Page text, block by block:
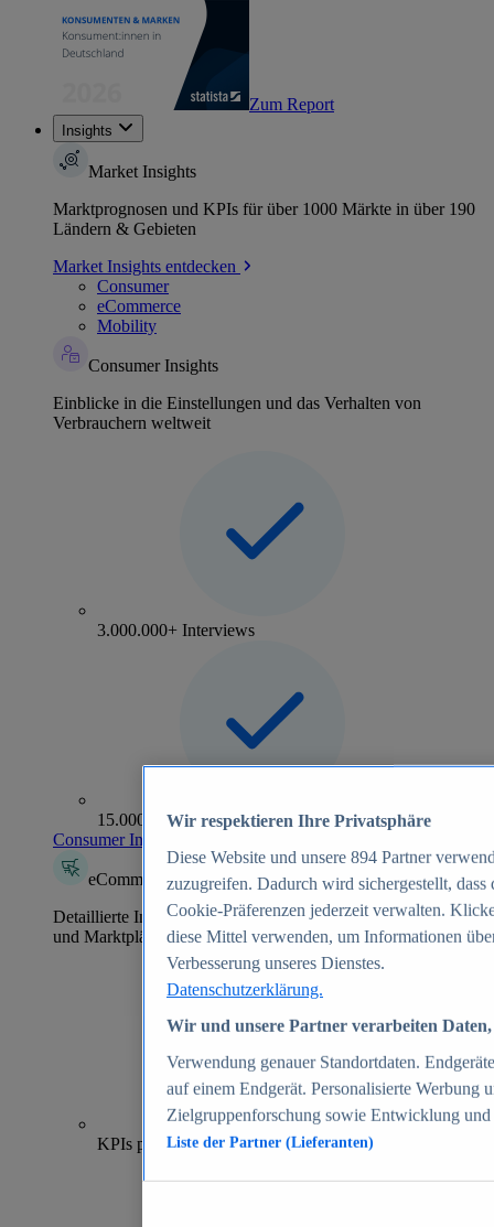
Zum Report
Insights
Market Insights
Marktprognosen und KPIs für über 1000 Märkte in über 190
Ländern & Gebieten
Market Insights entdecken
Consumer
eCommerce
Mobility
Consumer Insights
Einblicke in die Einstellungen und das Verhalten von
Verbrauchern weltweit
3.000.000+ Interviews
15.000+ Marken
Consumer Insights entdecken
eCommerce Insights
Detaillierte Informationen zu mehr als 39.000 Online-Shops
und Marktplätzen
70+
KPIs pro Shop
Wir respektieren Ihre Privatsphäre
Diese Website und unsere 894 Partner
zuzugreifen. Dadurch wird sichergestellt,
Cookie-Präferenzen jederzeit verwalten.
diese Mittel verwenden, um Informationen
Verbesserung unseres Dienstes.
Datenschutzerklärung.
Wir und unsere Partner verarbeiten
Verwendung genauer Standortdaten.
auf einem Endgerät. Personalisierte Werbung
Zielgruppenforschung sowie Entwicklung
Liste der Partner (Lieferanten)